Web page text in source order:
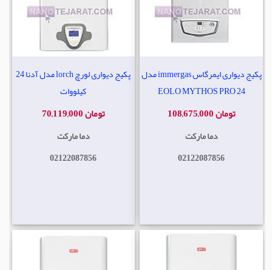
پکیج دیواری لورچ lorch مدل آدنا 24
کیلووات
70,119,000 تومان
دما مارکت
02122087856
پکیج دیواری ایمرگاس immergas مدل
EOLO MYTHOS PRO 24
108,675,000 تومان
دما مارکت
02122087856